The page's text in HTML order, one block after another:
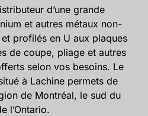
d’une grande
et autres métaux non-
profilés en U aux plaques
de coupe, pliage et autres
selon vos besoins. Le
à Lachine permets de
de Montréal, le sud du
l’Ontario.